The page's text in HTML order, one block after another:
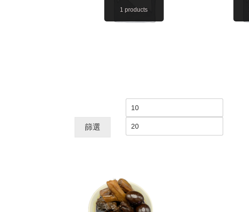
1 products
最
價 價
篩選